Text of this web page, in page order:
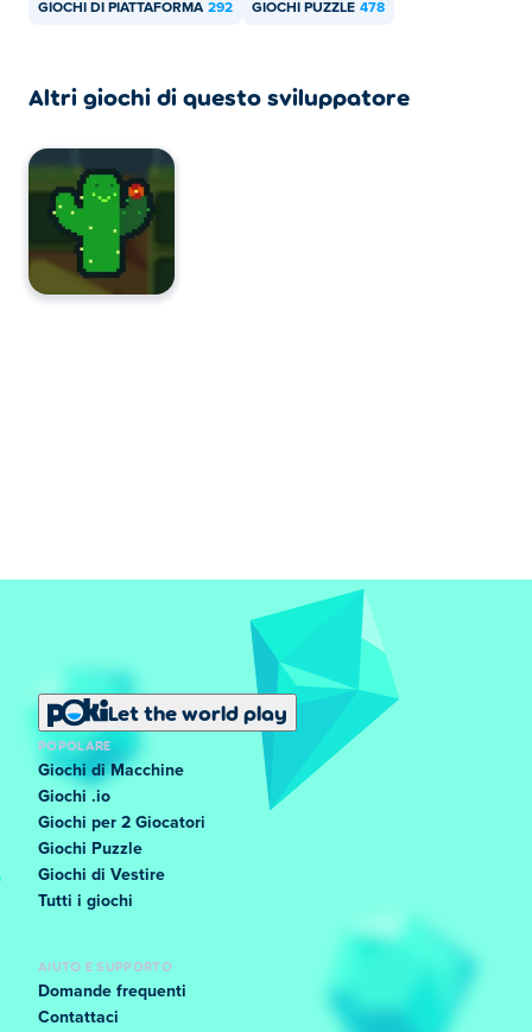
GIOCHI DI PIATTAFORMA 292 GIOCHI PUZZLE 478
Altri giochi di questo sviluppatore
Let the world play
POPOLARE
Giochi di Macchine
Giochi .io
Giochi per 2 Giocatori
Giochi Puzzle
Giochi di Vestire
Tutti i giochi
AIUTO E SUPPORTO
Domande frequenti
Contattaci